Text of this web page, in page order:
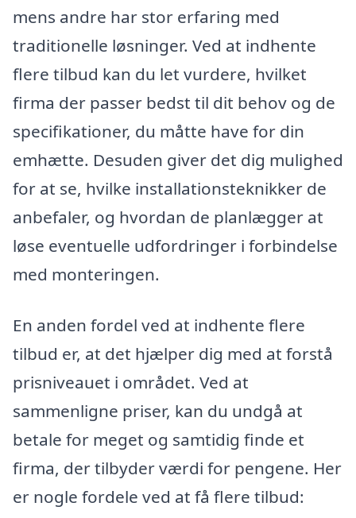
mens andre har stor erfaring med
traditionelle løsninger. Ved at indhente
flere tilbud kan du let vurdere, hvilket
firma der passer bedst til dit behov og de
specifikationer, du måtte have for din
emhætte. Desuden giver det dig mulighed
for at se, hvilke installationsteknikker de
anbefaler, og hvordan de planlægger at
løse eventuelle udfordringer i forbindelse
med monteringen.
En anden fordel ved at indhente flere
tilbud er, at det hjælper dig med at forstå
prisniveauet i området. Ved at
sammenligne priser, kan du undgå at
betale for meget og samtidig finde et
firma, der tilbyder værdi for pengene. Her
er nogle fordele ved at få flere tilbud: